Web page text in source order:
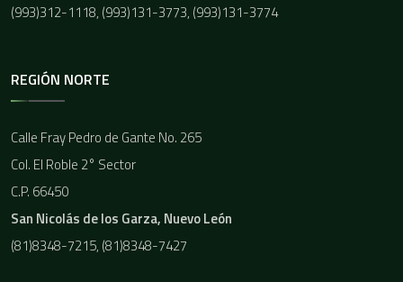
(993)312-1118, (993)131-3773, (993)131-3774
REGIÓN NORTE
Calle Fray Pedro de Gante No. 265
Col. El Roble 2° Sector
C.P. 66450
San Nicolás de los Garza, Nuevo León
(81)8348-7215, (81)8348-7427